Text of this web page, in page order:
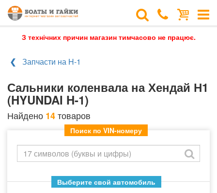
З технічних причин магазин тимчасово не працює.
Запчасти на H-1
Сальники коленвала на Хендай Н1
(HYUNDAI H-1)
Найдено 14товаров
Поиск по VIN-номеру
Выберите свой автомобиль